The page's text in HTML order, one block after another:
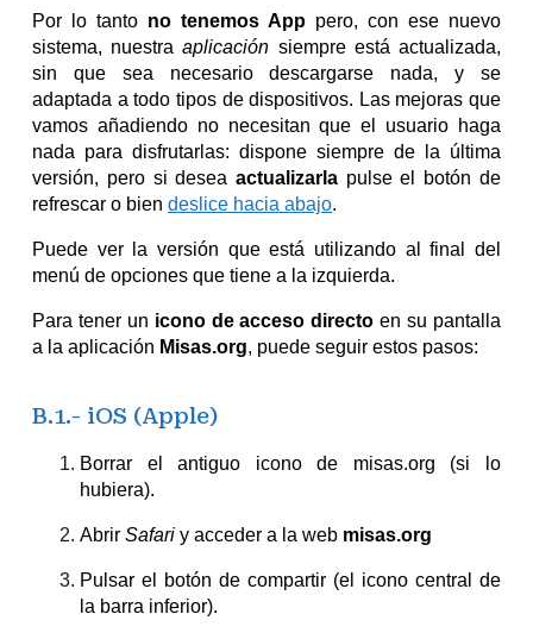
Por lo tanto no tenemos App pero, con ese nuevo
sistema, nuestraaplicación siempre está actualizada,
sin que sea necesario descargarse nada, y se
adaptada a todo tipos de dispositivos. Las mejoras que
vamos añadiendo no necesitan que el usuario haga
nada para disfrutarlas: dispone siempre de la última
versión, pero si desea actualizarla pulse el botón de
refrescar o biendeslice hacia abajo.
Puede ver la versión que está utilizando al final del
menú de opciones que tiene a la izquierda.
Para tener un icono de acceso directo en su pantalla
a la aplicación Misas.org, puede seguir estos pasos:
B.1.- iOS (Apple)
Borrar el antiguo icono de misas.org (si lo
hubiera).
AbrirSafariy acceder a la web misas.org
Pulsar el botón de compartir (el icono central de
la barra inferior).